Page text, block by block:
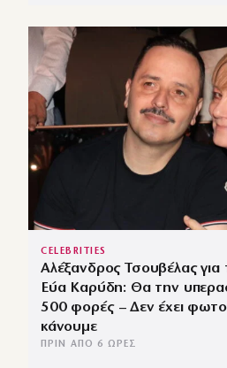
CELEBRITIES
Αλέξανδρος Τσουβέλας
Εύα Καρύδη: Θα την
500 φορές – Δεν έχει
κάνουμε
ΠΡΙΝ ΑΠΌ 6 ΏΡΕΣ